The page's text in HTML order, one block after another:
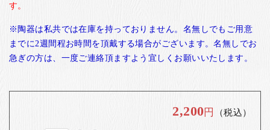
す。
※陶器は私共では在庫を持っておりません。名無しでもご用意
までに2週間程お時間を頂戴する場合がございます。名無しでお
急ぎの方は、一度ご連絡頂ますよう宜しくお願いいたします。
2,200円 （税込）